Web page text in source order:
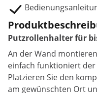
Putzrollenhalter für
An der Wand
einfach funktioniert
Platzieren Sie den
am gewünschten Ort